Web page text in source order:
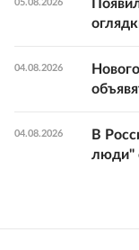
05.08.2026
04.08.2026
04.08.2026
В
люди"